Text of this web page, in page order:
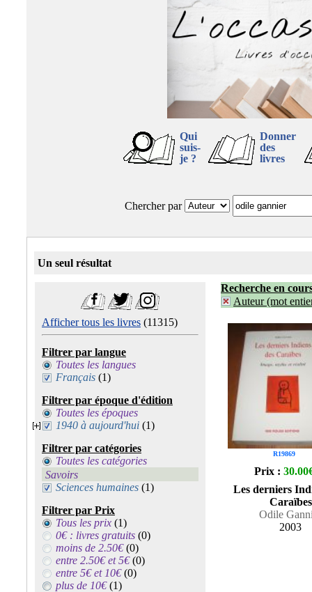
Qui
suis-
je ?
Donner
des
livres
Chercher par
Un seul résultat
Afficher tous les livres (11315)
Filtrer par langue
Toutes les langues
Français (1)
Filtrer par époque d'édition
Toutes les époques
1940 à aujourd'hui (1)
Filtrer par catégories
Toutes les catégories
Savoirs
Sciences humaines (1)
Filtrer par Prix
Tous les prix (1)
0€ : livres gratuits (0)
moins de 2.50€(0)
entre 2.50€ et 5€(0)
entre 5€ et 10€(0)
plus de 10€(1)
Recherche en
Auteur (mot
R19869
Prix :
Les derniers
Caraïbes
Odile
2003